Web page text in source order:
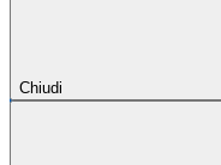
Chiudi